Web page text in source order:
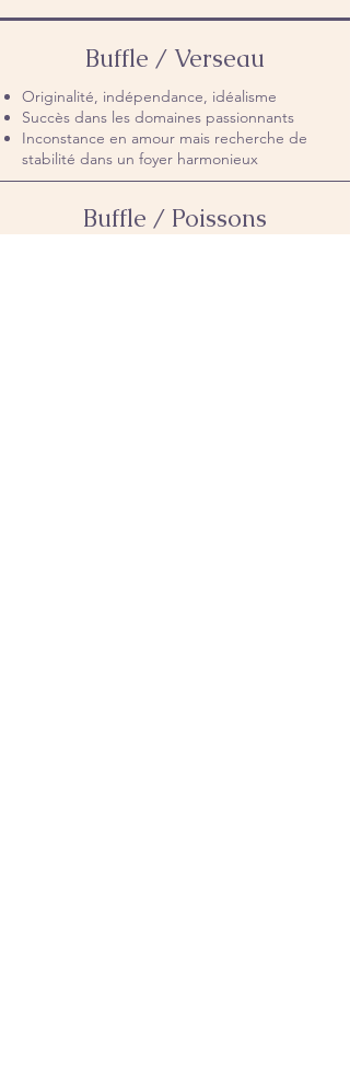
Buffle / Verseau
Originalité, indépendance, idéalisme
Succès dans les domaines passionnants
Inconstance en amour mais recherche de
stabilité dans un foyer harmonieux
Buffle / Poissons